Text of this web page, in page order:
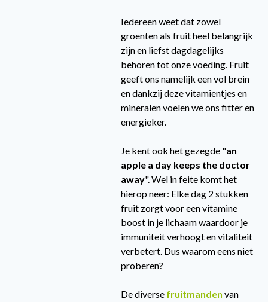
Iedereen weet dat zowel
groenten als fruit heel belangrijk
zijn en liefst dagdagelijks
behoren tot onze voeding. Fruit
geeft ons namelijk een vol brein
en dankzij deze vitamientjes en
mineralen voelen we ons fitter en
energieker.
Je kent ook het gezegde "an
apple a day keeps the doctor
away". Wel in feite komt het
hierop neer: Elke dag 2 stukken
fruit zorgt voor een vitamine
boost in je lichaam waardoor je
immuniteit verhoogt en vitaliteit
verbetert. Dus waarom eens niet
proberen?
De diverse fruitmandenvan